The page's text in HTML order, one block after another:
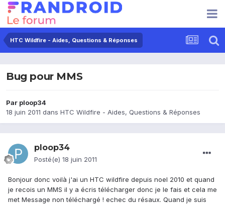
HTC Wildfire - Aides, Questions & Réponses
Bug pour MMS
Par ploop34
18 juin 2011 dans HTC Wildfire - Aides, Questions & Réponses
ploop34
Posté(e) 18 juin 2011
Bonjour donc voilà j'ai un HTC wildfire depuis noel 2010 et quand
je recois un MMS il y a écris télécharger donc je le fais et cela me
met Message non téléchargé ! echec du résaux. Quand je suis